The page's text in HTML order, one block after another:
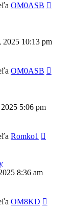
OM0ASB
2025 10:13 pm
OM0ASB
5:06 pm
Romko1
8:36 am
OM8KD